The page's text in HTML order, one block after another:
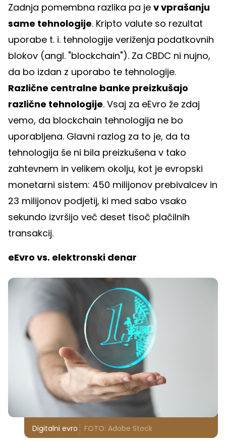
Zadnja pomembna razlika pa je v vprašanju
same tehnologije. Kripto valute so rezultat
uporabe t. i. tehnologije veriženja podatkovnih
blokov (angl. "blockchain"). Za CBDC ni nujno,
da bo izdan z uporabo te tehnologije.
Različne centralne banke preizkušajo
različne tehnologije. Vsaj za eEvro že zdaj
vemo, da blockchain tehnologija ne bo
uporabljena. Glavni razlog za to je, da ta
tehnologija še ni bila preizkušena v tako
zahtevnem in velikem okolju, kot je evropski
monetarni sistem: 450 milijonov prebivalcev in
23 milijonov podjetij, ki med sabo vsako
sekundo izvršijo več deset tisoč plačilnih
transakcij.
eEvro vs. elektronski denar
Digitalni evro FOTO: Adobe Stock